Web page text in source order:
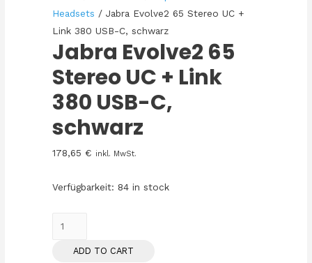
Headsets / Jabra Evolve2 65 Stereo UC +
Link 380 USB-C, schwarz
Jabra Evolve2 65
Stereo UC + Link
380 USB-C,
schwarz
178,65€ inkl. MwSt.
Verfügbarkeit: 84 in stock
Jabra
ADD TO CART